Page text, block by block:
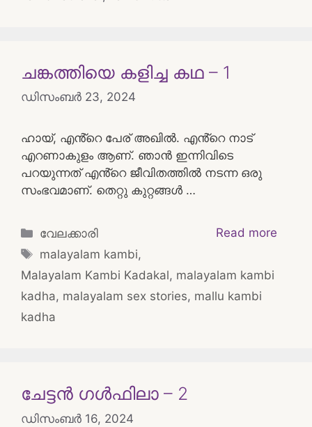
ചങ്കത്തിയെ കളിച്ച കഥ – 1
ഡിസംബർ 23, 2024
ഹായ്, എൻ്റെ പേര് അഖിൽ. എൻ്റെ നാട്
എറണാകുളം ആണ്. ഞാൻ ഇന്നിവിടെ
പറയുന്നത് എൻ്റെ ജീവിതത്തിൽ നടന്ന ഒരു
സംഭവമാണ്. തെറ്റു കുറ്റങ്ങൾ …
Read more
Categories
വേലക്കാരി
Tags
malayalam kambi,
Malayalam Kambi Kadakal, malayalam kambi
kadha, malayalam sex stories, mallu kambi
kadha
ചേട്ടൻ ഗൾഫിലാ – 2
ഡിസംബർ 16, 2024